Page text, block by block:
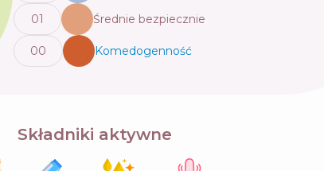
01 Średnie bezpiecznie
00 Komedogenność
Składniki aktywne